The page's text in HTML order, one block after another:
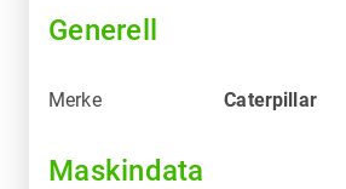
Generell
Merke Caterpillar
Maskindata